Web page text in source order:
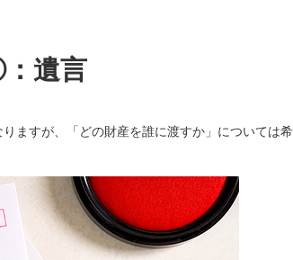
遺言
ますが、「どの財産を誰に渡すか」については